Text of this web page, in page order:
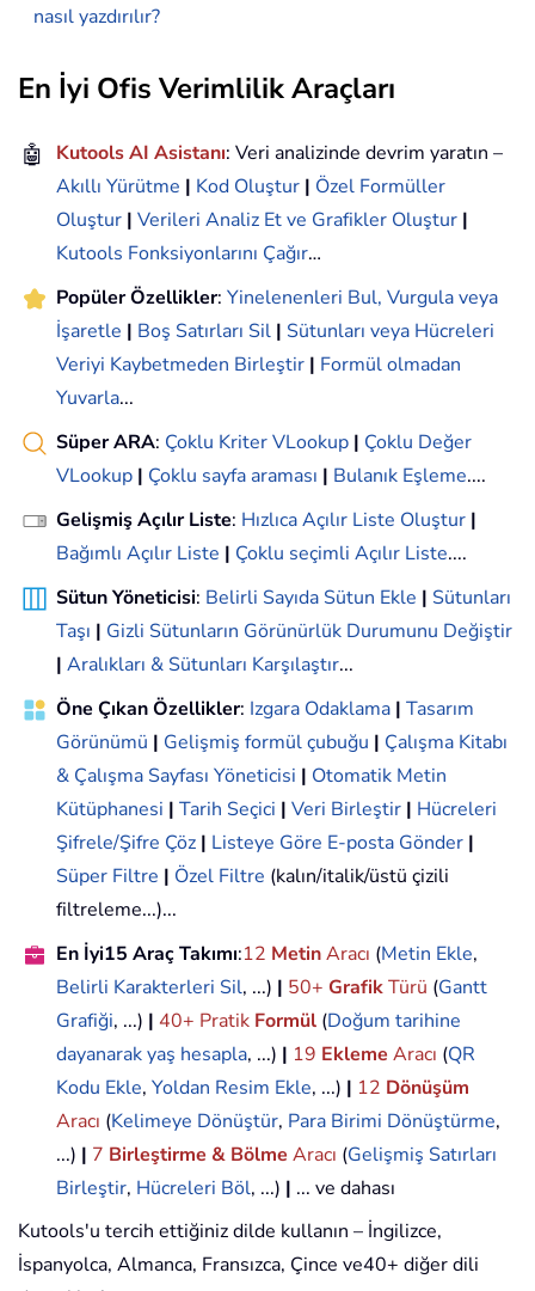
nasıl yazdırılır?
En İyi Ofis Verimlilik Araçları
🤖 Kutools AI Asistanı: Veri analizinde devrim yaratın –
Akıllı Yürütme | Kod Oluştur | Özel Formüller
Oluştur | Verileri Analiz Et ve Grafikler Oluştur |
Kutools Fonksiyonlarını Çağır…
Popüler Özellikler: Yinelenenleri Bul, Vurgula veya
İşaretle | Boş Satırları Sil | Sütunları veya Hücreleri
Veriyi Kaybetmeden Birleştir | Formül olmadan
Yuvarla...
Süper ARA: Çoklu Kriter VLookup | Çoklu Değer
VLookup | Çoklu sayfa araması | Bulanık Eşleme....
Gelişmiş Açılır Liste: Hızlıca Açılır Liste Oluştur |
Bağımlı Açılır Liste | Çoklu seçimli Açılır Liste....
Sütun Yöneticisi: Belirli Sayıda Sütun Ekle | Sütunları
Taşı | Gizli Sütunların Görünürlük Durumunu Değiştir
| Aralıkları & Sütunları Karşılaştır...
Öne Çıkan Özellikler: Izgara Odaklama | Tasarım
Görünümü | Gelişmiş formül çubuğu | Çalışma Kitabı
& Çalışma Sayfası Yöneticisi | Otomatik Metin
Kütüphanesi | Tarih Seçici | Veri Birleştir | Hücreleri
Şifrele/Şifre Çöz | Listeye Göre E-posta Gönder |
Süper Filtre | Özel Filtre (kalın/italik/üstü çizili
filtreleme...)...
En İyi15 Araç Takımı:12 MetinAracı (Metin Ekle,
Belirli Karakterleri Sil, ...) | 50+ GrafikTürü (Gantt
Grafiği, ...) | 40+ Pratik Formül (Doğum tarihine
dayanarak yaş hesapla, ...) | 19 Ekleme Aracı (QR
Kodu Ekle, Yoldan Resim Ekle, ...) | 12 Dönüşüm
Aracı (Kelimeye Dönüştür, Para Birimi Dönüştürme,
...) | 7 Birleştirme & Bölme Aracı (Gelişmiş Satırları
Birleştir, Hücreleri Böl, ...) | ... ve dahası
Kutools'u tercih ettiğiniz dilde kullanın – İngilizce,
İspanyolca, Almanca, Fransızca, Çince ve40+ diğer dili